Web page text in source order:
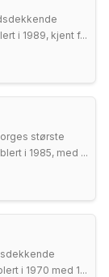
i 1989, kjent f...
største
i 1985, med ...
i 1970 med 1...